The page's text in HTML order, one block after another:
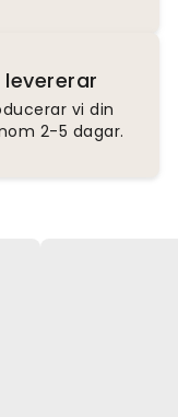
vi din
2-5 dagar.